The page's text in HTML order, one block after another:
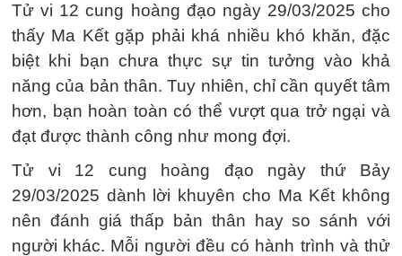
Tử vi 12 cung hoàng đạo ngày 29/03/2025 cho
thấy Ma Kết gặp phải khá nhiều khó khăn, đặc
biệt khi bạn chưa thực sự tin tưởng vào khả
năng của bản thân. Tuy nhiên, chỉ cần quyết tâm
hơn, bạn hoàn toàn có thể vượt qua trở ngại và
đạt được thành công như mong đợi.
Tử vi 12 cung hoàng đạo ngày thứ Bảy
29/03/2025 dành lời khuyên cho Ma Kết không
nên đánh giá thấp bản thân hay so sánh với
người khác. Mỗi người đều có hành trình và thử